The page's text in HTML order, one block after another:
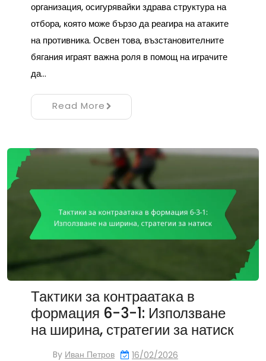
организация, осигурявайки здрава структура на
отбора, която може бързо да реагира на атаките
на противника. Освен това, възстановителните
бягания играят важна роля в помощ на играчите
да…
Read More
Тактики за контраатака в
формация 6-3-1: Използване
на ширина, стратегии за натиск
By Иван Петров 16/02/2026